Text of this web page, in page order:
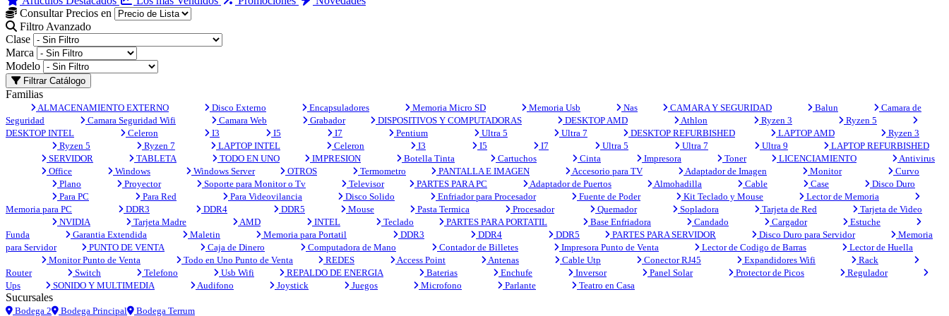
Consultar Precios en
Filtro Avanzado
Clase
Marca
Modelo
Filtrar Catálogo
Familias
ALMACENAMIENTO EXTERNO Disco Externo Encapsuladores Memoria Micro SD Memoria Usb Nas CAMARA Y SEGURIDAD Balun
Camara de
Seguridad
Camara Seguridad Wifi Camara Web Grabador DISPOSITIVOS Y COMPUTADORAS DESKTOP AMD Athlon Ryzen 3
Ryzen 5
DESKTOP INTEL
Celeron I3 I5 I7 Pentium Ultra 5 Ultra 7 DESKTOP REFURBISHED LAPTOP AMD
Ryzen 3
Ryzen 5
Ryzen 7 LAPTOP INTEL Celeron I3 I5 I7 Ultra 5 Ultra 7 Ultra 9
LAPTOP REFURBISHED
SERVIDOR
TABLETA TODO EN UNO IMPRESION Botella Tinta Cartuchos Cinta Impresora Toner LICENCIAMIENTO
Antivirus
Office
Windows Windows Server OTROS Termometro PANTALLA E IMAGEN Accesorio para TV Adaptador de Imagen Monitor
Curvo
Plano
Proyector Soporte para Monitor o Tv Televisor PARTES PARA PC Adaptador de Puertos Almohadilla Cable Case
Disco Duro
Para PC
Para Red Para Videovilancia Disco Solido Enfriador para Procesador Fuente de Poder Kit Teclado y Mouse
Lector de Memoria
Memoria para PC
DDR3 DDR4 DDR5 Mouse Pasta Termica Procesador Quemador Sopladora Tarjeta de Red
Tarjeta de Video
NVIDIA
Tarjeta Madre AMD INTEL Teclado PARTES PARA PORTATIL Base Enfriadora Candado Cargador
Estuche
Funda
Garantia Extendida Maletin Memoria para Portatil DDR3 DDR4 DDR5 PARTES PARA SERVIDOR Disco Duro para Servidor
Memoria
para Servidor
PUNTO DE VENTA Caja de Dinero Computadora de Mano Contador de Billetes Impresora Punto de Venta Lector de Codigo de Barras
Lector de Huella
Monitor Punto de Venta
Todo en Uno Punto de Venta REDES Access Point Antenas Cable Utp Conector RJ45 Expandidores Wifi
Rack
Router
Switch Telefono Usb Wifi REPALDO DE ENERGIA Baterias Enchufe Inversor Panel Solar Protector de Picos
Regulador
Ups
SONIDO Y MULTIMEDIA Audifono Joystick Juegos Microfono Parlante Teatro en Casa
Sucursales
Bodega 2 Bodega Principal Bodega Terrum